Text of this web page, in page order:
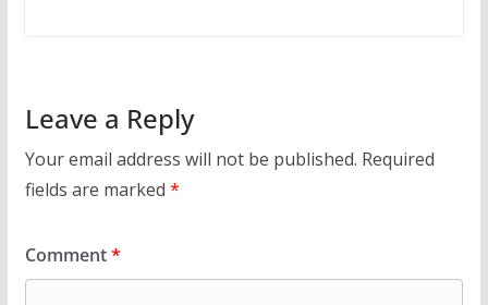
Leave a Reply
Your email address will not be published. Required
fields are marked *
Comment*